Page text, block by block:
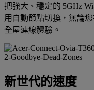
把強大、穩定的 5GHz
用自動節點切換，無論
全屋連線體驗。
新世代的速度